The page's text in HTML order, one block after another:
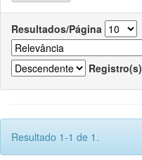
Resultados/Página
Registro(s)
Resultado 1-1 de 1.